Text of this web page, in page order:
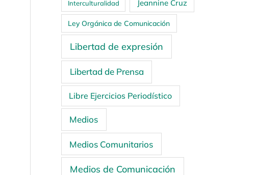
Interculturalidad Jeannine Cruz
Ley Orgánica de Comunicación
Libertad de expresión
Libertad de Prensa
Libre Ejercicios Periodístico
Medios
Medios Comunitarios
Medios de Comunicación